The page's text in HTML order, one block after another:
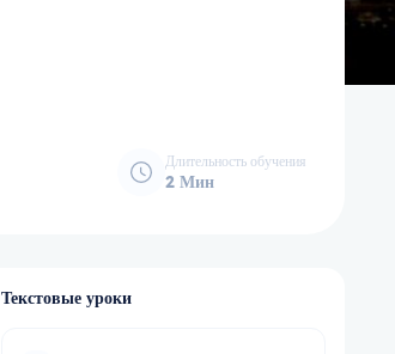
Длительность обучения
2 Мин
Текстовые уроки